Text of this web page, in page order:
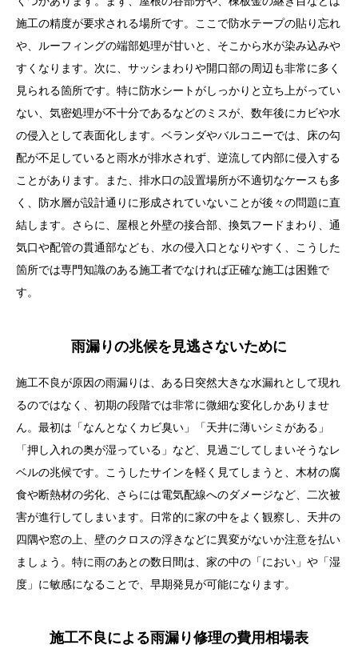
施工の精度が要求される場所です。ここで防水テープの貼り忘れ
や、ルーフィングの端部処理が甘いと、そこから水が染み込みや
すくなります。次に、サッシまわりや開口部の周辺も非常に多く
見られる箇所です。特に防水シートがしっかりと立ち上がってい
ない、気密処理が不十分であるなどのミスが、数年後にカビや水
の侵入として表面化します。ベランダやバルコニーでは、床の勾
配が不足していると雨水が排水されず、逆流して内部に侵入する
ことがあります。また、排水口の設置場所が不適切なケースも多
く、防水層が設計通りに形成されていないことが後々の問題に直
結します。さらに、屋根と外壁の接合部、換気フードまわり、通
気口や配管の貫通部なども、水の侵入口となりやすく、こうした
箇所では専門知識のある施工者でなければ正確な施工は困難で
す。
雨漏りの兆候を見逃さないために
施工不良が原因の雨漏りは、ある日突然大きな水漏れとして現れ
るのではなく、初期の段階では非常に微細な変化しかありませ
ん。最初は「なんとなくカビ臭い」「天井に薄いシミがある」
「押し入れの奥が湿っている」など、見過ごしてしまいそうなレ
ベルの兆候です。こうしたサインを軽く見てしまうと、木材の腐
食や断熱材の劣化、さらには電気配線へのダメージなど、二次被
害が進行してしまいます。日常的に家の中をよく観察し、天井の
四隅や窓の上、壁のクロスの浮きなどに異変がないか注意を払い
ましょう。特に雨のあとの数日間は、家の中の「におい」や「湿
度」に敏感になることで、早期発見が可能になります。
施工不良による雨漏り修理の費用相場表